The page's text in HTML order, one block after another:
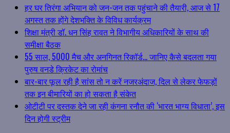
हर घर तिरंगा अभियान को जन-जन तक पहुंचाने की तैयारी, आज से 17
अगस्त तक होंगे देशभक्ति के विविध कार्यक्रम
शिक्षा मंत्री डॉ. धन सिंह रावत ने विभागीय अधिकारियों के साथ की
समीक्षा बैठक
55 साल, 5000 मैच और अनगिनत रिकॉर्ड… जानिए कैसे बदलता गया
पुरुष वनडे क्रिकेट का रोमांच
बार-बार फूल रही है सांस तो न करें नजरअंदाज, दिल से लेकर फेफड़ों
तक इन बीमारियों का हो सकता है संकेत
ओटीटी पर दस्तक देने जा रही कंगना रनौत की ‘भारत भाग्य विधाता’, इस
दिन होगी स्ट्रीम